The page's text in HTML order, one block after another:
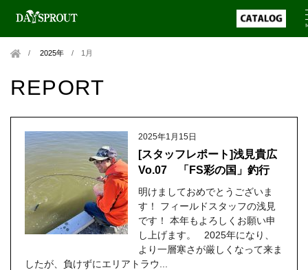
2025年 / 1月
REPORT
2025年1月15日
[スタッフレポート]浅見貴広
Vo.07 「FS彩の国」釣行
明けましておめでとうございま
す！ フィールドスタッフの浅見
です！ 本年もよろしくお願い申
し上げます。 2025年になり、
より一層寒さが厳しくなって来ま
したが、負けずにエリアトラウ...